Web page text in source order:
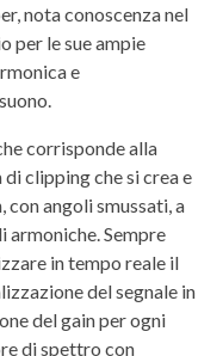
nota conoscenza nel
per le sue ampie
e
corrisponde alla
clipping che si crea e
con angoli smussati, a
armoniche. Sempre
in tempo reale il
del segnale in
del gain per ogni
di spettro con